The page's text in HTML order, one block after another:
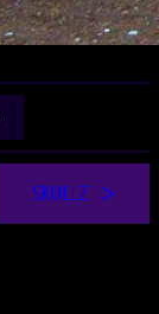
SKULLZ